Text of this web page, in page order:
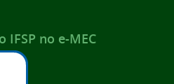
IFSP no e-MEC